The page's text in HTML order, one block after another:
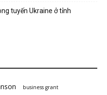
tuyến Ukraine ở tỉnh
business grant